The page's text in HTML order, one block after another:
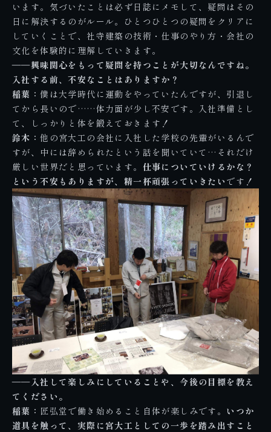
います。気づいたことは必ず日誌にメモして、疑問はその
日に解決するのがルール。ひとつひとつの疑問をクリアに
していくことで、社寺建築の技術・仕事のやり方・会社の
文化を体験的に理解していきます。
――興味関心をもって疑問を持つことが大切なんですね。
入社する前、不安なことはありますか？
稲葉：僕は大学時代に運動をやっていたんですが、引退し
てから長いので……体力面が少し不安です。入社準備とし
て、しっかりと体を鍛えておきます！
鈴木：他の宮大工の会社に入社した学校の先輩がいるんで
すが、中には辞められたという話を聞いていて…それだけ
厳しい世界だと思っています。 仕事についていけるかな？
という不安もありますが、精一杯頑張っていきたい です！
――入社して楽しみにしていることや、今後の目標を教え
てください。
稲葉： 匠弘堂で働き始めること自体が楽しみです。 いつか
道具を触って、実際に宮大工としての一歩を踏み出すこと